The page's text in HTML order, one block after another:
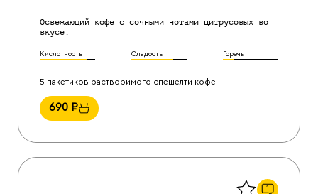
Освежающий кофе с сочными нотами цитрусовых во
вкусе.
Кислотность Сладость Горечь
5 пакетиков растворимого спешелти кофе
690 ₽
1